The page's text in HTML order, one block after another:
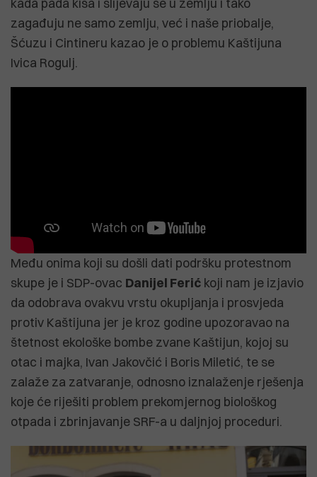
kada pada kiša i slijevaju se u zemlju i tako
zagađuju ne samo zemlju, već i naše priobalje,
Šćuzu i Cintineru kazao je o problemu Kaštijuna
Ivica Rogulj.
Među onima koji su došli dati podršku protestnom
skupe je i SDP-ovac Danijel Ferić koji nam je izjavio
da odobrava ovakvu vrstu okupljanja i prosvjeda
protiv Kaštijuna jer je kroz godine upozoravao na
štetnost ekološke bombe zvane Kaštijun, kojoj su
otac i majka, Ivan Jakovčić i Boris Miletić, te se
zalaže za zatvaranje, odnosno iznalaženje rješenja
koje će riješiti problem prekomjernog biološkog
otpada i zbrinjavanje SRF-a u daljnjoj proceduri.